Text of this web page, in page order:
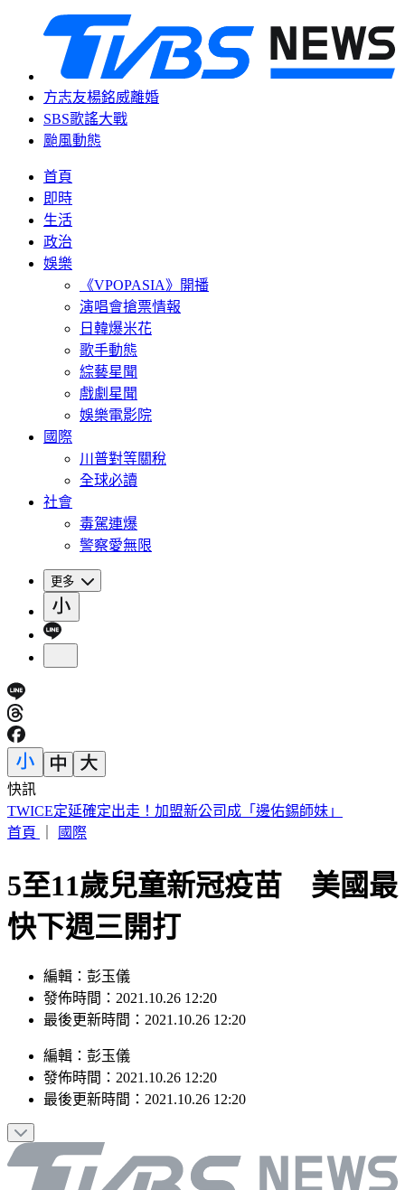
方志友楊銘威離婚
SBS歌謠大戰
颱風動態
首頁
即時
生活
政治
娛樂
《VPOPASIA》開播
演唱會搶票情報
日韓爆米花
歌手動態
綜藝星聞
戲劇星聞
娛樂電影院
國際
川普對等關稅
全球必讀
社會
毒駕連爆
警察愛無限
更多
快訊
快訊／蔣市府人事異動！發言人李政軒請辭
首頁
國際
5至11歲兒童新冠疫苗 美國最
快下週三開打
編輯：彭玉儀
發佈時間：2021.10.26 12:20
最後更新時間：2021.10.26 12:20
編輯 ： 彭玉儀
發佈時間： 2021.10.26 12:20
最後更新時間： 2021.10.26 12:20